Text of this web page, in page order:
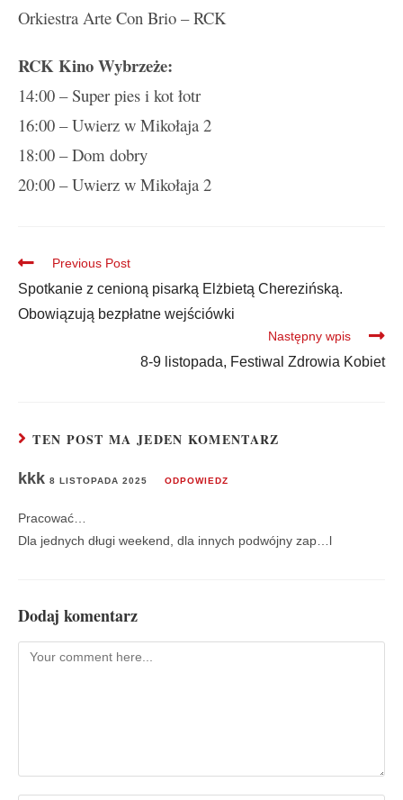
Orkiestra Arte Con Brio – RCK
RCK Kino Wybrzeże:
14:00 – Super pies i kot łotr
16:00 – Uwierz w Mikołaja 2
18:00 – Dom dobry
20:00 – Uwierz w Mikołaja 2
Previous Post
Spotkanie z cenioną pisarką Elżbietą Cherezińską.
Obowiązują bezpłatne wejściówki
Następny wpis
8-9 listopada, Festiwal Zdrowia Kobiet
TEN POST MA JEDEN KOMENTARZ
kkk 8 LISTOPADA 2025 ODPOWIEDZ
Pracować…
Dla jednych długi weekend, dla innych podwójny zap…l
Dodaj komentarz